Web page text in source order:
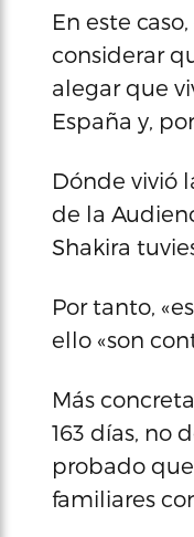
En este
considerar
alegar que
España y,
Dónde vivió
de la
Shakira
Por tanto,
ello «son
Más
163 días, no
probado
familiares